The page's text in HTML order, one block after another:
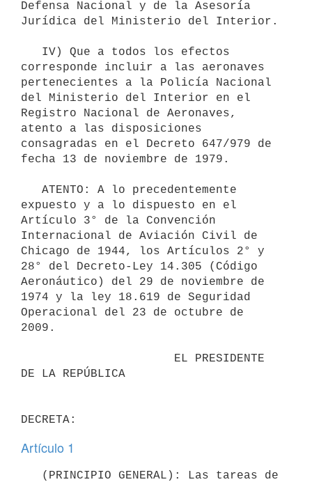
Defensa Nacional y de la Asesoría
Jurídica del Ministerio del Interior.
corresponde incluir a las aeronaves
pertenecientes a la Policía Nacional
del Ministerio del Interior en el
Registro Nacional de Aeronaves,
atento a las disposiciones
consagradas en el Decreto 647/979 de
fecha 13 de noviembre de 1979.
expuesto y a lo dispuesto en el
Artículo 3° de la Convención
Internacional de Aviación Civil de
Chicago de 1944, los Artículos 2° y
28° del Decreto-Ley 14.305 (Código
Aeronáutico) del 29 de noviembre de
1974 y la ley 18.619 de Seguridad
Operacional del 23 de octubre de
2009.
DE LA REPÚBLICA
Artículo 1